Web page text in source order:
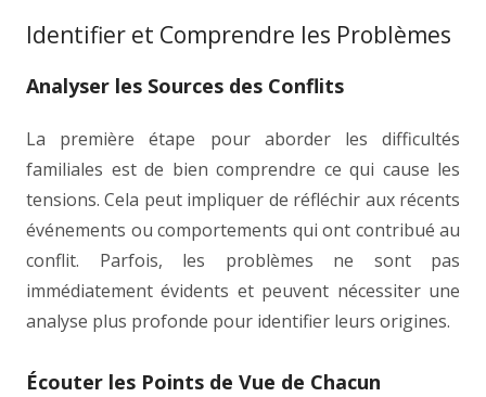
Identifier et Comprendre les Problèmes
Analyser les Sources des Conflits
La première étape pour aborder les difficultés
familiales est de bien comprendre ce qui cause les
tensions. Cela peut impliquer de réfléchir aux récents
événements ou comportements qui ont contribué au
conflit. Parfois, les problèmes ne sont pas
immédiatement évidents et peuvent nécessiter une
analyse plus profonde pour identifier leurs origines.
Écouter les Points de Vue de Chacun